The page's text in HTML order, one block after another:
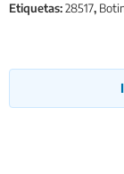
Etiquetas:28517,